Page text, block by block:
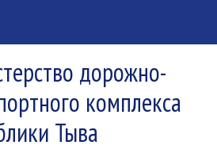
дорожно-
комплекса
Тыва